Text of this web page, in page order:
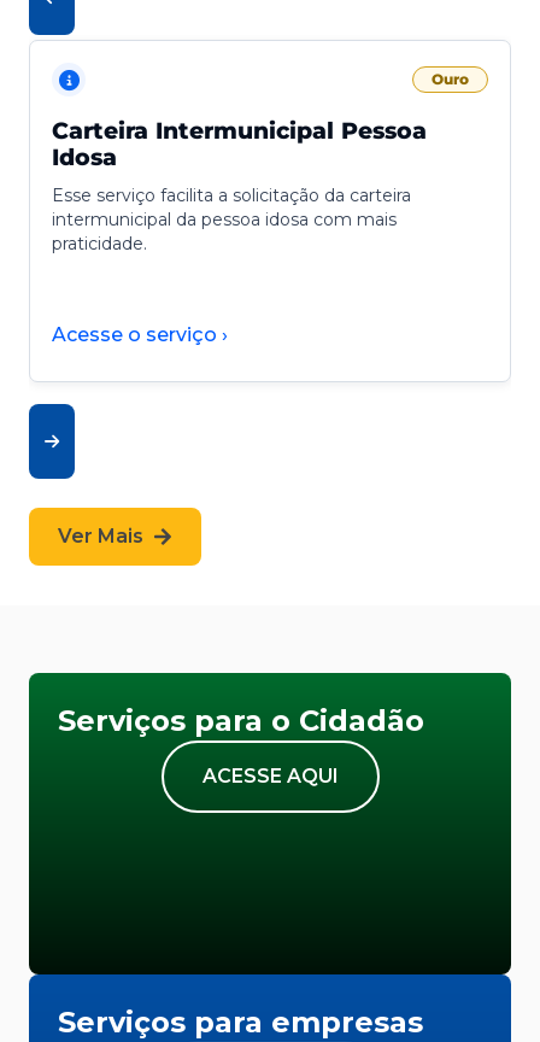
Ouro
Carteira Intermunicipal Pessoa
Idosa
Esse serviço facilita a solicitação da carteira
intermunicipal da pessoa idosa com mais
praticidade.
Acesse o serviço ›
Ver Mais
Serviços para o Cidadão
ACESSE AQUI
Serviços para empresas